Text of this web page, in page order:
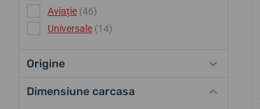
Aviație (46)
Universale (14)
Origine
Dimensiune carcasa